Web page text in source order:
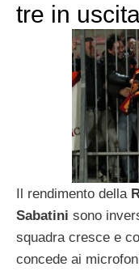
tre in
Il rendimento della
Sabatini sono
squadra cresce e
concede ai